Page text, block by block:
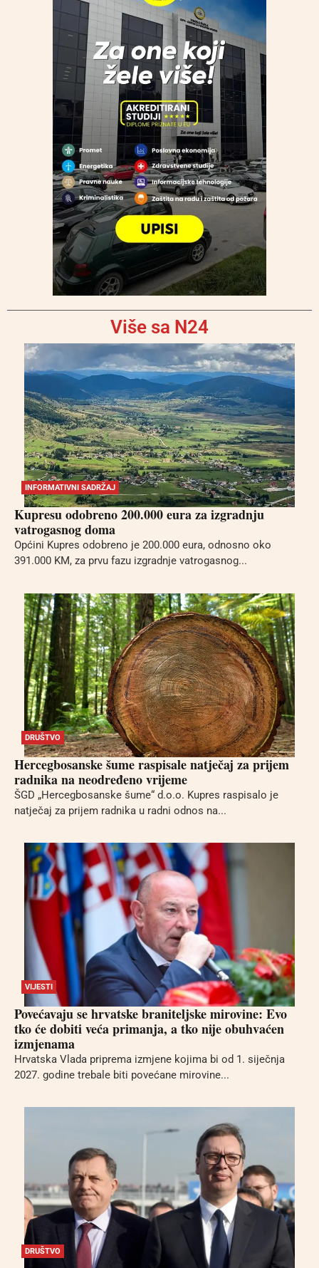
Više sa N24
INFORMATIVNI SADRŽAJ
Kupresu odobreno 200.000 eura za izgradnju
vatrogasnog doma
Općini Kupres odobreno je 200.000 eura, odnosno oko
391.000 KM, za prvu fazu izgradnje vatrogasnog...
DRUŠTVO
Hercegbosanske šume raspisale natječaj za prijem
radnika na neodređeno vrijeme
ŠGD „Hercegbosanske šume“ d.o.o. Kupres raspisalo je
natječaj za prijem radnika u radni odnos na...
VIJESTI
Povećavaju se hrvatske braniteljske mirovine: Evo
tko će dobiti veća primanja, a tko nije obuhvaćen
izmjenama
Hrvatska Vlada priprema izmjene kojima bi od 1. siječnja
2027. godine trebale biti povećane mirovine...
DRUŠTVO